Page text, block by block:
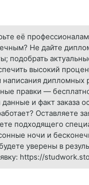
её
Не дайте
подобрать
высокий
правки —
и факт заказа
Оставляете
подходящего
ночи и
уверены в
https://